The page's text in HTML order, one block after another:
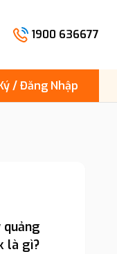
1900 636677
/ Đăng Nhập
quảng
là gì?